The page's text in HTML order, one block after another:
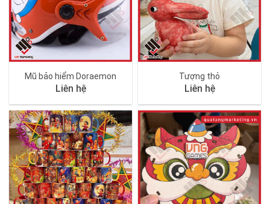
Mũ bảo hiểm Doraemon
Liên hệ
Tượng thỏ
Liên hệ